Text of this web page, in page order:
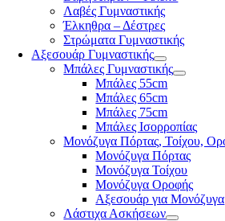
Λαβές Γυμναστικής
Έλκηθρα – Δέστρες
Στρώματα Γυμναστικής
Αξεσουάρ Γυμναστικής
Μπάλες Γυμναστικής
Μπάλες 55cm
Μπάλες 65cm
Μπάλες 75cm
Μπάλες Ισορροπίας
Μονόζυγα Πόρτας, Τοίχου,
Μονόζυγα Πόρτας
Μονόζυγα Τοίχου
Μονόζυγα Οροφής
Αξεσουάρ για Μονόζυγα
Λάστιχα Ασκήσεων